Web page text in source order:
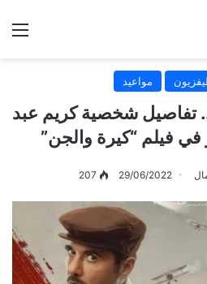
مواعيد
تفاصيل شخصية كريم عبد
في فيلم “كيرة والجن”
29/06/2022
207